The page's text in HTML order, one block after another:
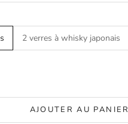
2 verres à whisky japonais
AJOUTER AU PANIER